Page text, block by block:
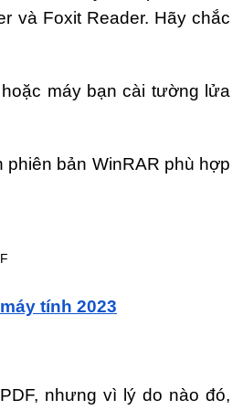
và Foxit Reader. Hãy chắc
máy bạn cài tường lửa
bản WinRAR phù hợp
tính 2023
nhưng vì lý do nào đó,